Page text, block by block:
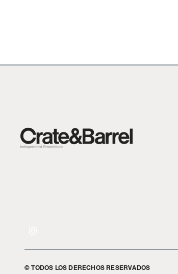
© TODOS LOS DERECHOS RESERVADOS